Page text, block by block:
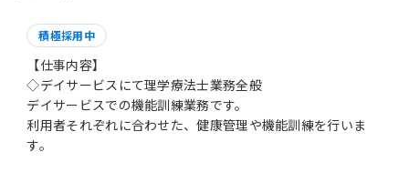
積極採用中
【仕事内容】
◇デイサービスにて理学療法士業務全般
デイサービスでの機能訓練業務です。
利用者それぞれに合わせた、健康管理や機能訓練を行いま
す。